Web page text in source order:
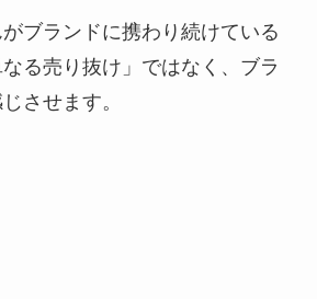
ブランドに携わり続けている
る売り抜け」ではなく、ブラ
させます。